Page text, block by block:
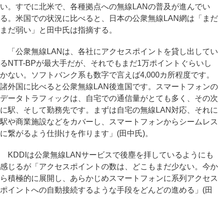
い。すでに北米で、各種拠点への無線LANの普及が進んでい
る。米国での状況に比べると、日本の公衆無線LAN網は「まだ
まだ弱い」と田中氏は指摘する。
「公衆無線LANは、各社にアクセスポイントを貸し出してい
るNTT-BPが最大手だが、それでもまだ1万ポイントぐらいし
かない。ソフトバンク系も数字で言えば4,000カ所程度です。
諸外国に比べると公衆無線LAN後進国です。スマートフォンの
データトラフィックは、自宅での通信量がとても多く、その次
に駅、そして勤務先です。まずは自宅の無線LAN対応、それに
駅や商業施設などをカバーし、スマートフォンからシームレス
に繋がるよう仕掛けを作ります」(田中氏)。
KDDIは公衆無線LANサービスで後塵を拝しているようにも
感じるが「アクセスポイントの数は、どこもまだ少ない。今か
ら積極的に展開し、あらかじめスマートフォンに系列アクセス
ポイントへの自動接続するような手段をどんどの進める」(田